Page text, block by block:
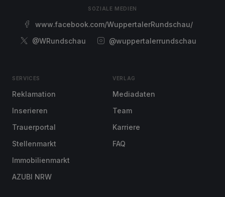
SOZIALE MEDIEN
www.facebook.com/WuppertalerRundschau/
@WRundschau
@wuppertalerrundschau
SERVICES
Reklamation
Inserieren
Trauerportal
Stellenmarkt
Immobilienmarkt
AZUBI NRW
VERLAG
Mediadaten
Team
Karriere
FAQ